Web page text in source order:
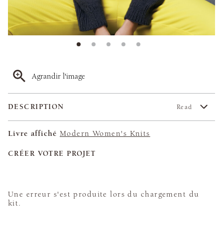
Agrandir l'image
DESCRIPTION Read
Livre affiché Modern Women's Knits
CRÉER VOTRE PROJET
Une erreur s'est produite lors du chargement du
kit.